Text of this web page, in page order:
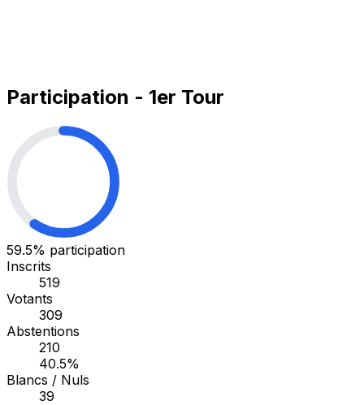
Participation - 1er Tour
59.5% participation
Inscrits
519
Votants
309
Abstentions
210
40.5%
Blancs / Nuls
39